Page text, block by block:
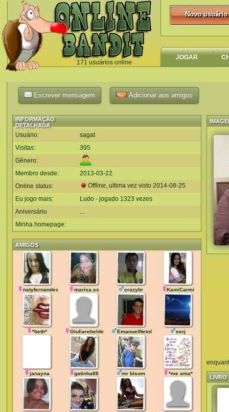
171 usuários online
`
Novo usuário
Novo usuário
JOGAR
Escrever mensagem Adicionar aos amigos
INFORMAÇÃO
DETALHADA
Usuário:
sagat
Visitas:
395
Gênero:
Membro desde:
2013-03-22
Online status:
Offline, ultima vez visto 2014-08-25
Eu jogo mais:
Ludo - jogado 1323 vezes
Aniversário
...
Minha homepage:
AMIGOS
natyfernandes17 marisa.ss crazybr KamiCarmi
*beth* Giuliarebelde EmanuelNeto02 serj
janayna gatinha88 mr bisom *me ama*
LIVRO